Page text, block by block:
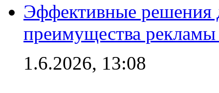
Эффективные решения
преимущества рекламы
1.6.2026, 13:08